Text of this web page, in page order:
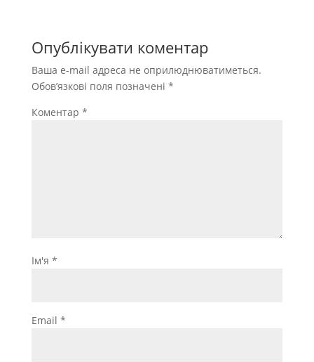
Опублікувати коментар
Ваша e-mail адреса не оприлюднюватиметься.
Обов’язкові поля позначені *
Коментар *
Ім'я *
Email *